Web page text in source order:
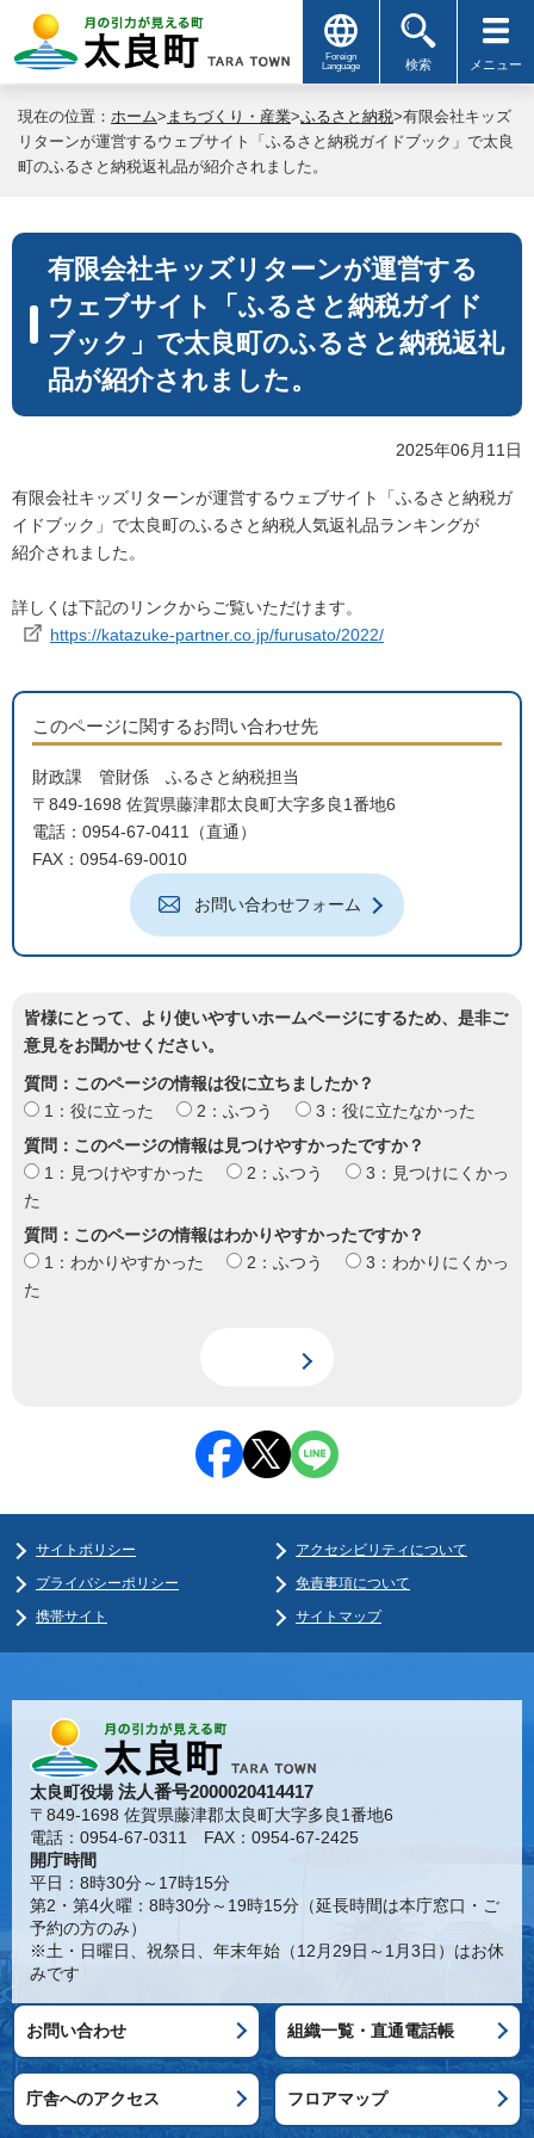
Foreign
Language
検索 メニュー
現在の位置： ホーム> まちづくり・産業>ふるさと納税>有限会社キッズ
リターンが運営するウェブサイト「ふるさと納税ガイドブック」で太良
町のふるさと納税返礼品が紹介されました。
有限会社キッズリターンが運営する
ウェブサイト「ふるさと納税ガイド
ブック」で太良町のふるさと納税返礼
品が紹介されました。
2025年06月11日
有限会社キッズリターンが運営するウェブサイト「ふるさと納税ガ
イドブック」で太良町のふるさと納税人気返礼品ランキングが
紹介されました。
詳しくは下記のリンクからご覧いただけます。
https://katazuke-partner.co.jp/furusato/2022/
このページに関するお問い合わせ先
財政課 管財係 ふるさと納税担当
〒849-1698 佐賀県藤津郡太良町大字多良1番地6
電話：0954-67-0411（直通）
FAX：0954-69-0010
お問い合わせフォーム
皆様にとって、より使いやすいホームページにするため、是非ご
意見をお聞かせください。
質問：このページの情報は役に立ちましたか？
1：役に立った
2：ふつう
3：役に立たなかった
質問：このページの情報は見つけやすかったですか？
1：見つけやすかった
2：ふつう
3：見つけにくかっ
た
質問：このページの情報はわかりやすかったですか？
1：わかりやすかった
2：ふつう
3：わかりにくかっ
た
サイトポリシー
アクセシビリティについて
プライバシーポリシー
免責事項について
携帯サイト
サイトマップ
太良町役場法人番号2000020414417
〒849-1698 佐賀県藤津郡太良町大字多良1番地6
電話：0954-67-0311 FAX：0954-67-2425
開庁時間
平日：8時30分～17時15分
第2・第4火曜：8時30分～19時15分（延長時間は本庁窓口・ご
予約の方のみ）
※土・日曜日、祝祭日、年末年始（12月29日～1月3日）はお休
みです
お問い合わせ 組織一覧・直通電話帳
庁舎へのアクセス フロアマップ